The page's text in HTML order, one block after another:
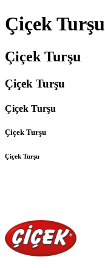
Çiçek Turşu
Çiçek Turşu
Çiçek Turşu
Çiçek Turşu
Çiçek Turşu
Çiçek Turşu